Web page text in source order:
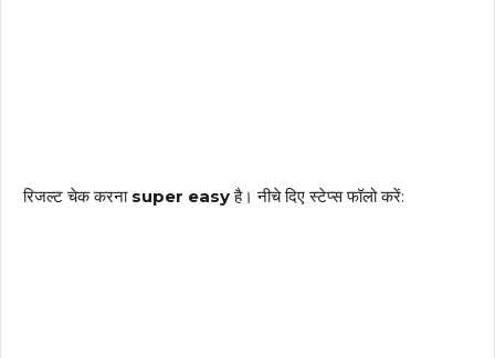
रिजल्ट चेक करना super easyहै। नीचे दिए स्टेप्स फॉलो करें: